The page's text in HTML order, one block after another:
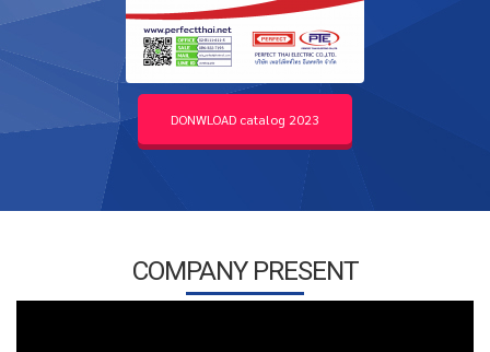
DONWLOAD catalog 2023
COMPANY PRESENT